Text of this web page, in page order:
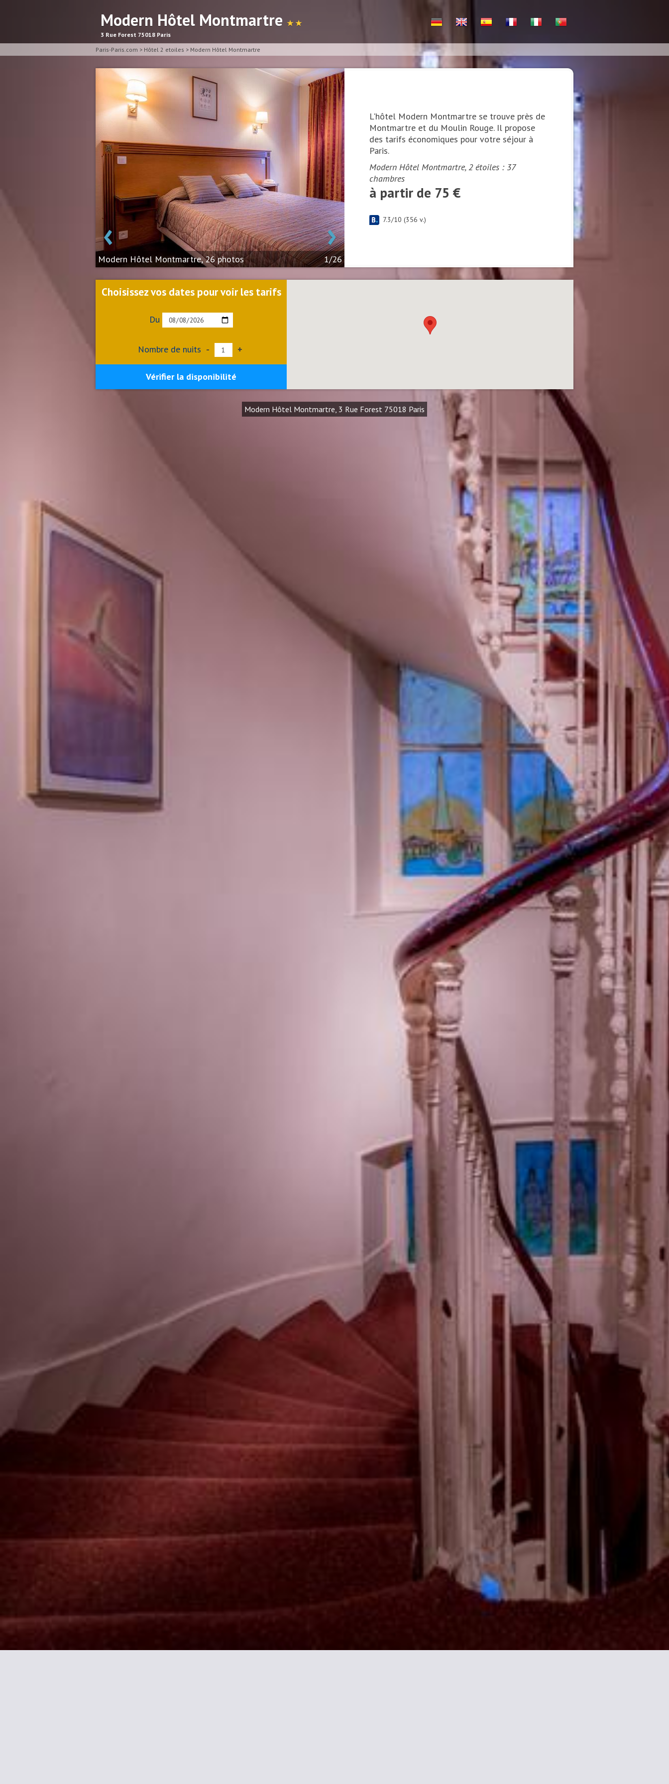
Modern Hôtel Montmartre ★ ★
3 Rue Forest 75018 Paris
Paris-Paris.com > Hôtel 2 etoiles > Modern Hôtel Montmartre
‹ ›
Modern Hôtel Montmartre, 26 photos 1/26
L'hôtel Modern Montmartre se trouve près de
Montmartre et du Moulin Rouge. Il propose
des tarifs économiques pour votre séjour à
Paris.
Modern Hôtel Montmartre, 2 étoiles : 37
chambres
à partir de 75 €
7.3/10 (356 v.)
Choisissez vos dates pour voir les tarifs
Du
Nombre de nuits - +
Vérifier la disponibilité
Modern Hôtel Montmartre, 3 Rue Forest 75018 Paris